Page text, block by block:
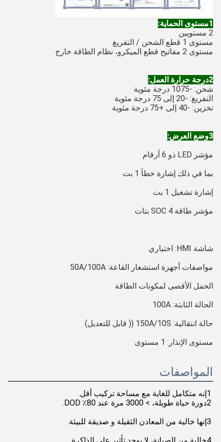
1مستوى الحماية:
2 مستويين
مستوى 1 قطع الشحن / التفريغ
مستوى 2 مفاتيح قطع الميكرو، نظام الطاقة خارج
2درجة حرارة العمل:
شحن: -1075 درجة مئوية
التفريغ: -20 إلى 75 درجة مئوية
تخزين: -40 إلى +75 درجة مئوية
3وضع العرض:
مؤشر LED ذو 6 أرقام
بما في ذلك إشارة خطأ 1 بت
إشارة تشغيل 1 بت
مؤشر طاقة SOC 4 بتات
شاشة HMI: اختياري
مواصفات أجهزة استشعار القاعة: 50A/100A
الحمل الأقصى لمكونات الطاقة
الحالة الثابتة: 100A
حالة انتقالية: 150A/10S (( قابل للتعديل)
مستوى الإنذار: 1 مستوى
المواصفات
1إنه متكامل للغاية مع مساحة تركيب أقل.
2دورة حياة طويلة، > 3000 مرة عند 80٪ DOD.
3إنها خالية من المعادن الثقيلة و صديقة للبيئة.